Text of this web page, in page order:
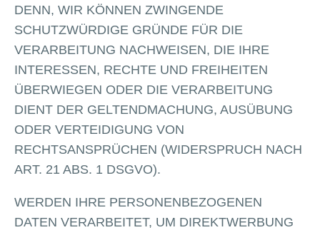
DENN, WIR KÖNNEN ZWINGENDE
SCHUTZWÜRDIGE GRÜNDE FÜR DIE
VERARBEITUNG NACHWEISEN, DIE IHRE
INTERESSEN, RECHTE UND FREIHEITEN
ÜBERWIEGEN ODER DIE VERARBEITUNG
DIENT DER GELTENDMACHUNG, AUSÜBUNG
ODER VERTEIDIGUNG VON
RECHTSANSPRÜCHEN (WIDERSPRUCH NACH
ART. 21 ABS. 1 DSGVO).
WERDEN IHRE PERSONENBEZOGENEN
DATEN VERARBEITET, UM DIREKTWERBUNG